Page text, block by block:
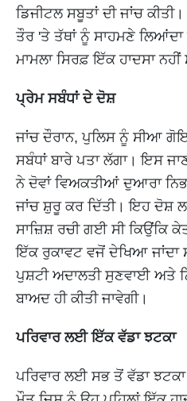
ਡਿਜੀਟਲ ਸਬੂਤਾਂ ਦੀ ਜਾਂਚ
ਤੌਰ 'ਤੇ ਤੱਥਾਂ ਨੂੰ ਸਾਹਮਣੇ ਲਿਆਂਦਾ
ਮਾਮਲਾ ਸਿਰਫ਼ ਇੱਕ ਹਾਦਸਾ ਨਹੀਂ
ਪ੍ਰੇਮ ਸਬੰਧਾਂ ਦੇ ਦੋਸ਼
ਜਾਂਚ ਦੌਰਾਨ, ਪੁਲਿਸ ਨੂੰ ਸੀਆ
ਸਬੰਧਾਂ ਬਾਰੇ ਪਤਾ ਲੱਗਾ। ਇਸ
ਨੇ ਦੋਵਾਂ ਵਿਅਕਤੀਆਂ ਦੁਆਰਾ
ਜਾਂਚ ਸ਼ੁਰੂ ਕਰ ਦਿੱਤੀ। ਇਹ
ਸਾਜ਼ਿਸ਼ ਰਚੀ ਗਈ ਸੀ ਕਿਉਂਕਿ
ਇੱਕ ਰੁਕਾਵਟ ਵਜੋਂ ਦੇਖਿਆ ਜਾਂਦਾ
ਪੁਸ਼ਟੀ ਅਦਾਲਤੀ ਸੁਣਵਾਈ
ਬਾਅਦ ਹੀ ਕੀਤੀ ਜਾਵੇਗੀ।
ਪਰਿਵਾਰ ਲਈ ਇੱਕ ਵੱਡਾ ਝਟਕਾ
ਪਰਿਵਾਰ ਲਈ ਸਭ ਤੋਂ ਵੱਡਾ